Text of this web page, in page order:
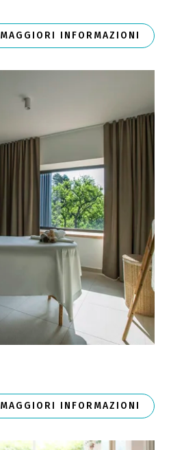
MAGGIORI INFORMAZIONI
MAGGIORI INFORMAZIONI